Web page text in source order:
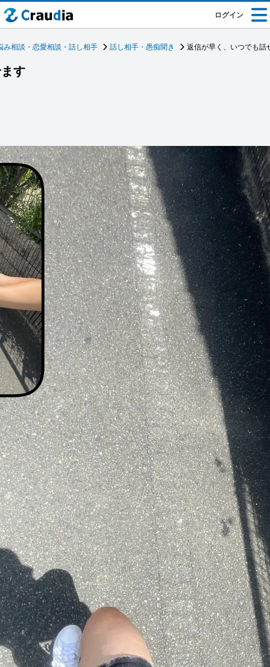
ログイン
み相談・恋愛相談・話し相手 話し相手・愚痴聞き 返信が早く、いつでも話
す